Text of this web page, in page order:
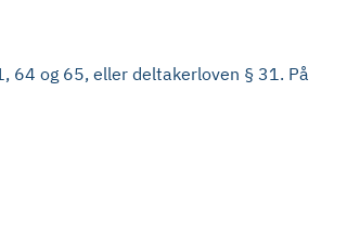
64 og 65, eller deltakerloven § 31. På